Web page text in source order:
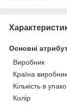
Основні
Виробник
Країна виробник
Кількість в
Колір